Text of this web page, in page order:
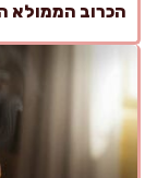
הכרוב הממולא